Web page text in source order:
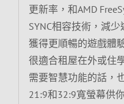
更新率，和AMD
SYNC相容技術，減
獲得更順暢的遊戲體
很適合租屋在外或住
需要智慧功能的話，
21:9和32:9寬螢幕供